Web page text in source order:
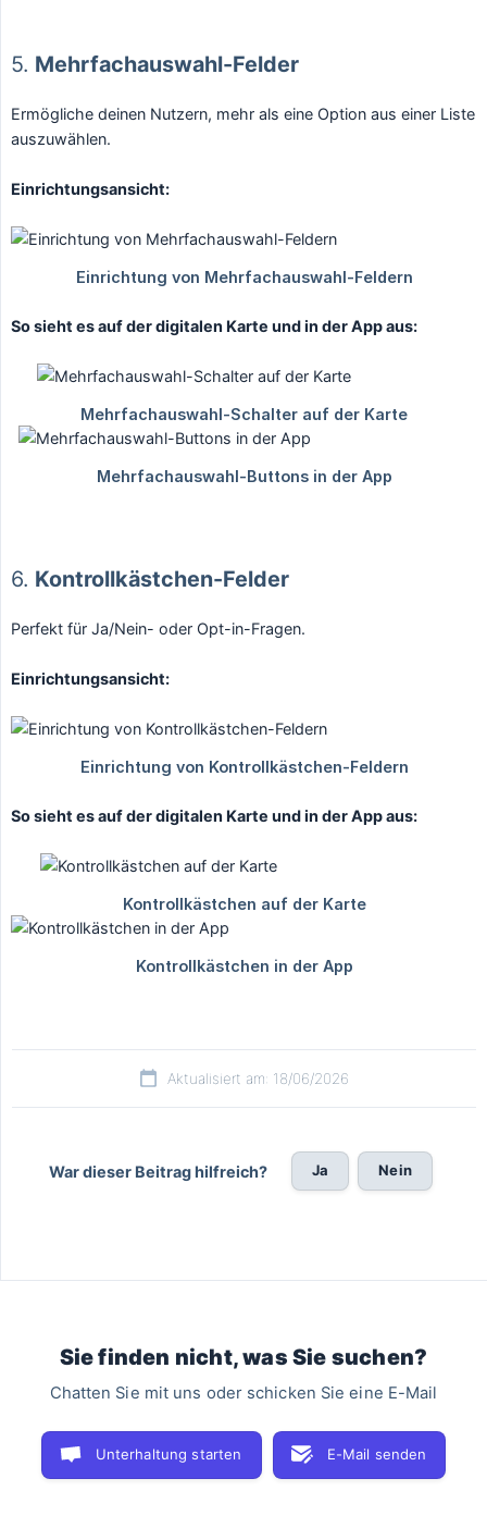
5. Mehrfachauswahl-Felder
Ermögliche deinen Nutzern, mehr als eine Option aus einer Liste
auszuwählen.
Einrichtungsansicht:
So sieht es auf der digitalen Karte und in der App aus:
6. Kontrollkästchen-Felder
Perfekt für Ja/Nein- oder Opt-in-Fragen.
Einrichtungsansicht:
So sieht es auf der digitalen Karte und in der App aus:
Aktualisiert am: 18/06/2026
War dieser Beitrag hilfreich? Ja Nein
Sie finden nicht, was Sie suchen?
Chatten Sie mit uns oder schicken Sie eine E-Mail
Unterhaltung starten E-Mail senden